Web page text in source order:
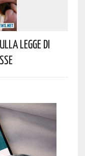
Legge Di